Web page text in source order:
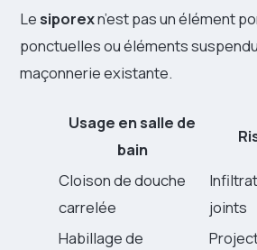
Lesiporexn’est pas un élément
ponctuelles ou éléments
maçonnerie existante.
Usage ensalle de
bain
Cloison de douche
carrelée
joints
Habillage de